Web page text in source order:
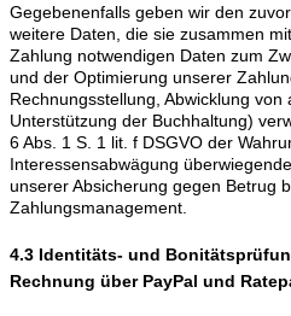
Gegebenenfalls geben wir den
weitere Daten, die sie zusammen
Zahlung notwendigen Daten zum
und der Optimierung unserer
Rechnungsstellung, Abwicklung von
Unterstützung der Buchhaltung)
6 Abs. 1 S. 1 lit. f DSGVO der
Interessensabwägung
unserer Absicherung gegen Betrug
Zahlungsmanagement.
4.3 Identitäts- und
Rechnung über PayPal und